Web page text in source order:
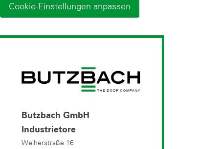
Butzbach GmbH
Industrietore
Weiherstraße 16
Cookie-Einstellungen anpassen